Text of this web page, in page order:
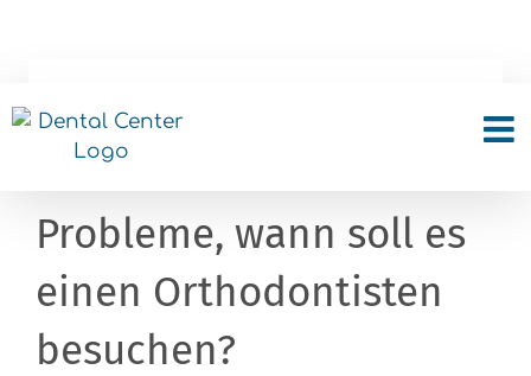
Mein Kind hat
orthodontische
Probleme, wann soll es
einen Orthodontisten
besuchen?